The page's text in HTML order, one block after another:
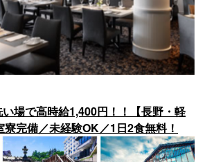
場で高時給1,400円！！【長野・軽
完備／未経験OK／1日2食無料！